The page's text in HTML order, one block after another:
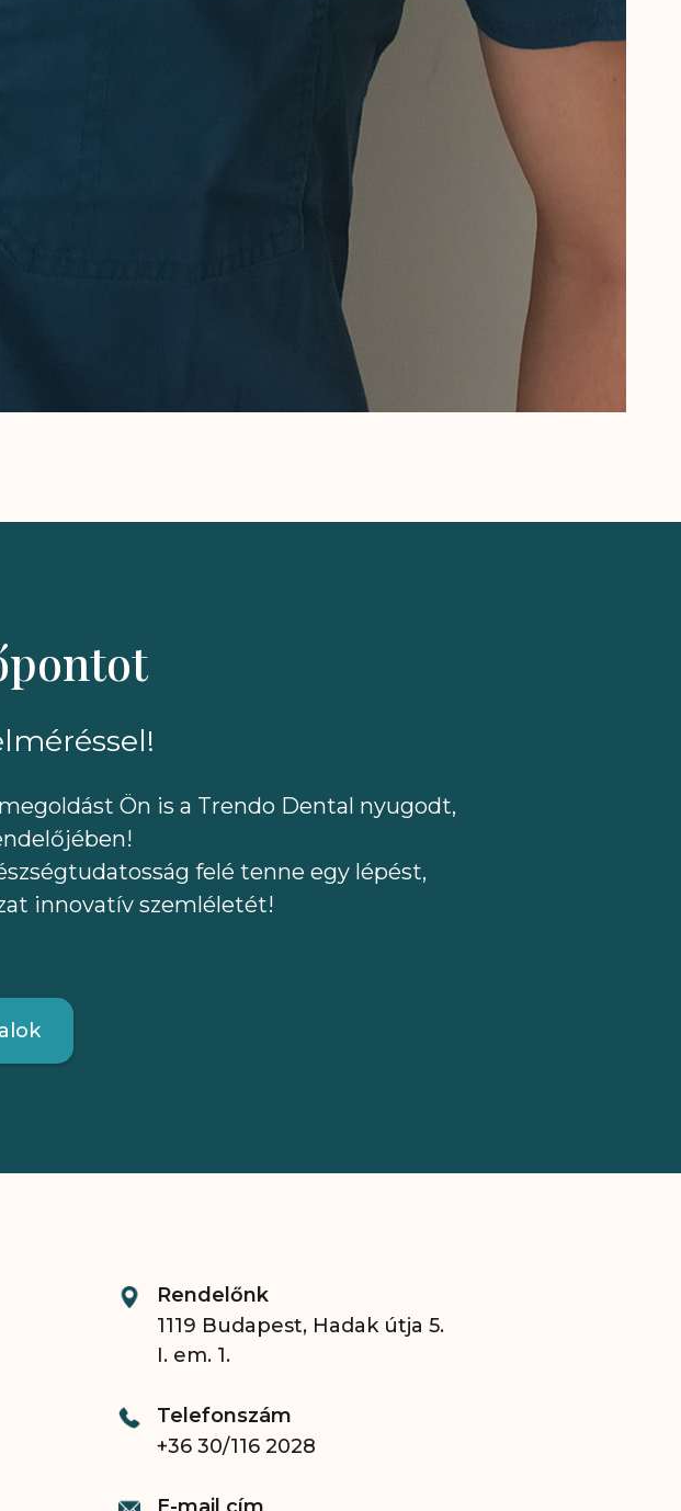
Ön is a Trendo Dental nyugodt,
felé tenne egy lépést,
innovatív szemléletét!
Rendelőnk
1119 Budapest, Hadak útja 5.
I. em. 1.
Telefonszám
+36 30/116 2028